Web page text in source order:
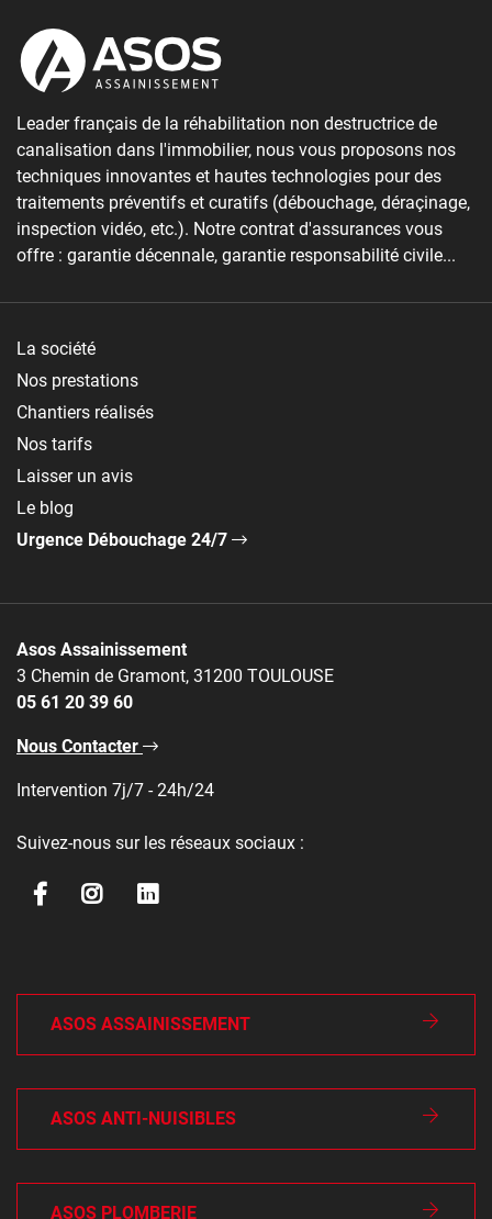
Leader français de la réhabilitation non destructrice de
canalisation dans l'immobilier, nous vous proposons nos
techniques innovantes et hautes technologies pour des
traitements préventifs et curatifs (débouchage, déraçinage,
inspection vidéo, etc.). Notre contrat d'assurances vous
offre : garantie décennale, garantie responsabilité civile...
La société
Nos prestations
Chantiers réalisés
Nos tarifs
Laisser un avis
Le blog
Urgence Débouchage 24/7
Asos Assainissement
3 Chemin de Gramont, 31200 TOULOUSE
05 61 20 39 60
Nous Contacter
Intervention 7j/7 - 24h/24
Suivez-nous sur les réseaux sociaux :
ASOS ASSAINISSEMENT
ASOS ANTI-NUISIBLES
ASOS PLOMBERIE